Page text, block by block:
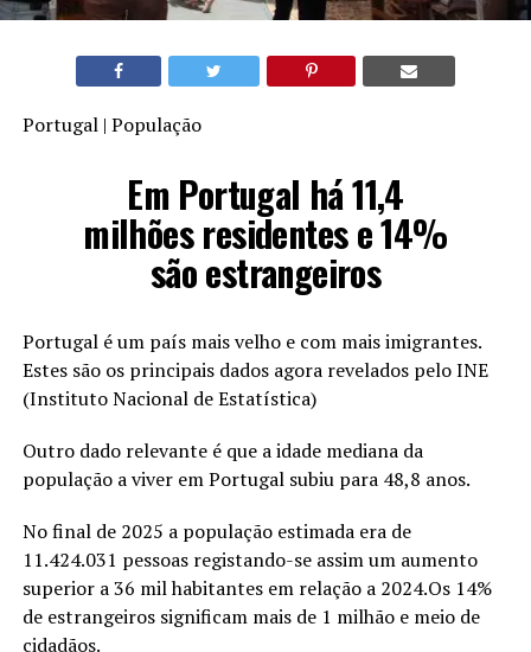
Portugal | População
Em Portugal há 11,4
milhões residentes e 14%
são estrangeiros
Portugal é um país mais velho e com mais imigrantes.
Estes são os principais dados agora revelados pelo INE
(Instituto Nacional de Estatística)
Outro dado relevante é que a idade mediana da
população a viver em Portugal subiu para 48,8 anos.
No final de 2025 a população estimada era de
11.424.031 pessoas registando-se assim um aumento
superior a 36 mil habitantes em relação a 2024.Os 14%
de estrangeiros significam mais de 1 milhão e meio de
cidadãos.